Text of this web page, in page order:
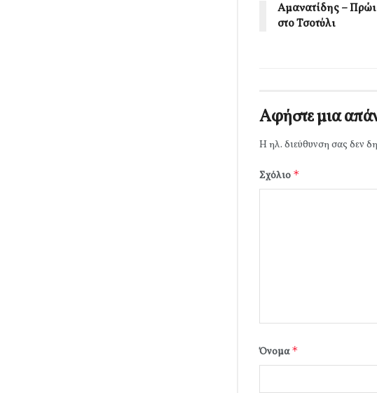
Αμανατίδης –
στο Τσοτύλι
Αφήστε μια
Η ηλ. διεύθυνση σας δεν
Σχόλιο *
Όνομα*